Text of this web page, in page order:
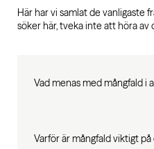
Här har vi samlat de vanligaste
söker här, tveka inte att höra av
Vad menas med mångfald i
Varför är mångfald viktigt